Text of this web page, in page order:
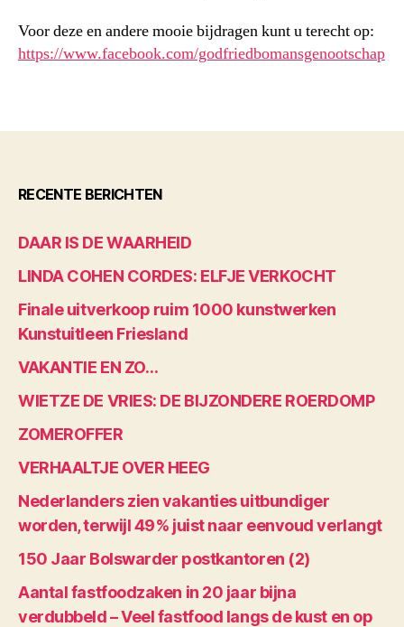
Voor deze en andere mooie bijdragen kunt u terecht op:
https://www.facebook.com/godfriedbomansgenootschap
RECENTE BERICHTEN
DAAR IS DE WAARHEID
LINDA COHEN CORDES: ELFJE VERKOCHT
Finale uitverkoop ruim 1000 kunstwerken
Kunstuitleen Friesland
VAKANTIE EN ZO…
WIETZE DE VRIES: DE BIJZONDERE ROERDOMP
ZOMEROFFER
VERHAALTJE OVER HEEG
Nederlanders zien vakanties uitbundiger
worden, terwijl 49% juist naar eenvoud verlangt
150 Jaar Bolswarder postkantoren (2)
Aantal fastfoodzaken in 20 jaar bijna
verdubbeld – Veel fastfood langs de kust en op